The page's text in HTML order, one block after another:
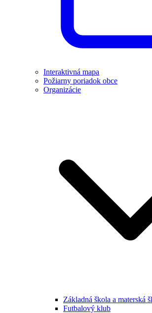
Interaktivná mapa
Požiarny poriadok obce
Organizácie
Základná škola a materská
Futbalový klub